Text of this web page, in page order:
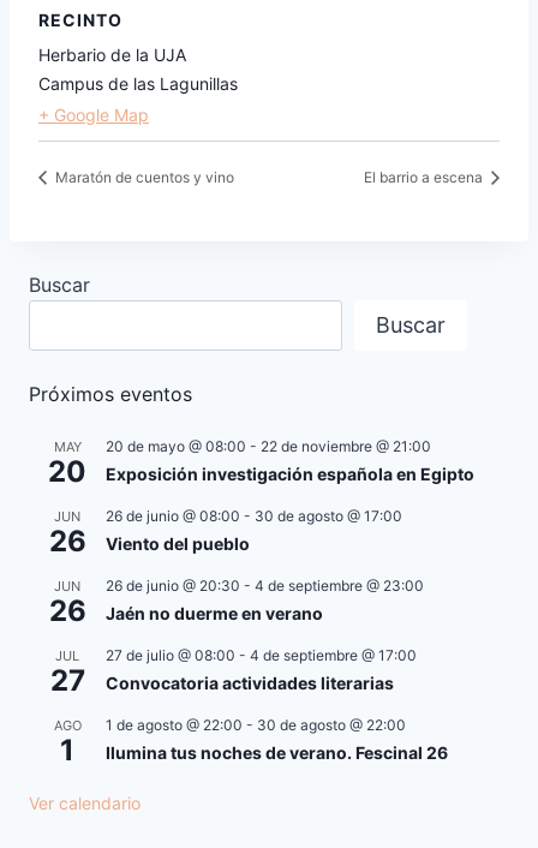
RECINTO
Herbario de la UJA
Campus de las Lagunillas
+ Google Map
Maratón de cuentos y vino El barrio a escena
Buscar
Buscar
Próximos eventos
MAY
20
20 de mayo @ 08:00 - 22 de noviembre @ 21:00
Exposición investigación española en Egipto
JUN
26
26 de junio @ 08:00 - 30 de agosto @ 17:00
Viento del pueblo
JUN
26
26 de junio @ 20:30 - 4 de septiembre @ 23:00
Jaén no duerme en verano
JUL
27
27 de julio @ 08:00 - 4 de septiembre @ 17:00
Convocatoria actividades literarias
AGO
1
1 de agosto @ 22:00 - 30 de agosto @ 22:00
Ilumina tus noches de verano. Fescinal 26
Ver calendario